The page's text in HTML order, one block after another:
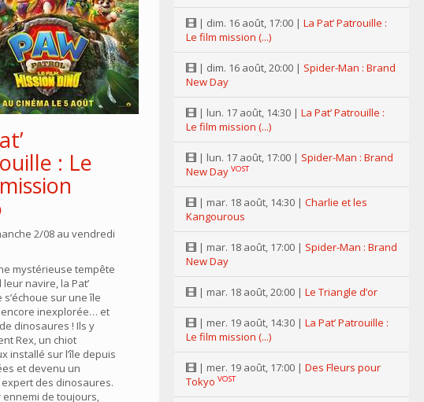
: Le
2/08 au vendredi
mystérieuse tempête
navire, la Pat’
s’échoue sur une île
inexplorée… et
dinosaures ! Ils y
Rex, un chiot
installé sur l’île depuis
et devenu un
des dinosaures.
ennemi de toujours,
| dim. 16 août, 17:00 | La Pat’ Patrouille :
Le film mission (...)
| dim. 16 août, 20:00 | Spider-Man : Brand
New Day
| lun. 17 août, 14:30 | La Pat’ Patrouille :
Le film mission (...)
| lun. 17 août, 17:00 | Spider-Man : Brand
New Day VOST
| mar. 18 août, 14:30 | Charlie et les
Kangourous
| mar. 18 août, 17:00 | Spider-Man : Brand
New Day
| mar. 18 août, 20:00 | Le Triangle d’or
| mer. 19 août, 14:30 | La Pat’ Patrouille :
Le film mission (...)
| mer. 19 août, 17:00 | Des Fleurs pour
Tokyo VOST